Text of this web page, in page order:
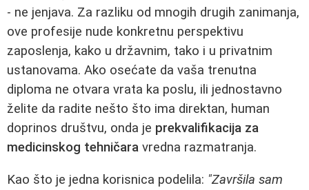
- ne jenjava. Za razliku od mnogih drugih zanimanja,
ove profesije nude konkretnu perspektivu
zaposlenja, kako u državnim, tako i u privatnim
ustanovama. Ako osećate da vaša trenutna
diploma ne otvara vrata ka poslu, ili jednostavno
želite da radite nešto što ima direktan, human
doprinos društvu, onda je prekvalifikacija za
medicinskog tehničara vredna razmatranja.
Kao što je jedna korisnica podelila: "Završila sam